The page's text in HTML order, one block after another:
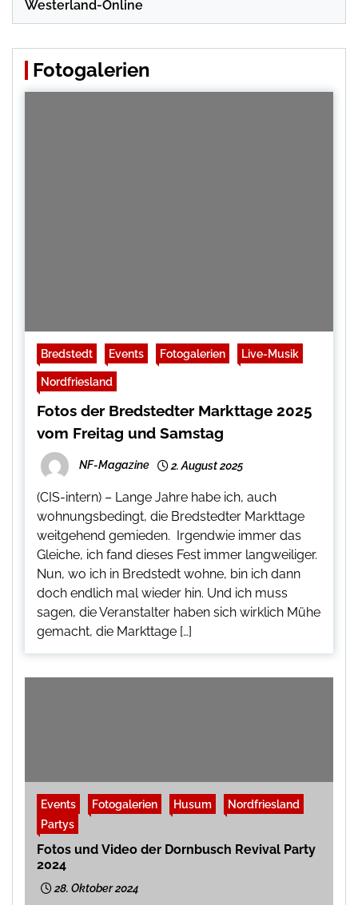
Westerland-Online
Fotogalerien
Bredstedt Events Fotogalerien Live-Musik
Nordfriesland
Fotos der Bredstedter Markttage 2025
vom Freitag und Samstag
NF-Magazine 2. August 2025
(CIS-intern) – Lange Jahre habe ich, auch
wohnungsbedingt, die Bredstedter Markttage
weitgehend gemieden. Irgendwie immer das
Gleiche, ich fand dieses Fest immer langweiliger.
Nun, wo ich in Bredstedt wohne, bin ich dann
doch endlich mal wieder hin. Und ich muss
sagen, die Veranstalter haben sich wirklich Mühe
gemacht, die Markttage […]
Events Fotogalerien Husum
Nordfriesland
Partys
Fotos und Video der Dornbusch Revival Party
2024
28. Oktober 2024